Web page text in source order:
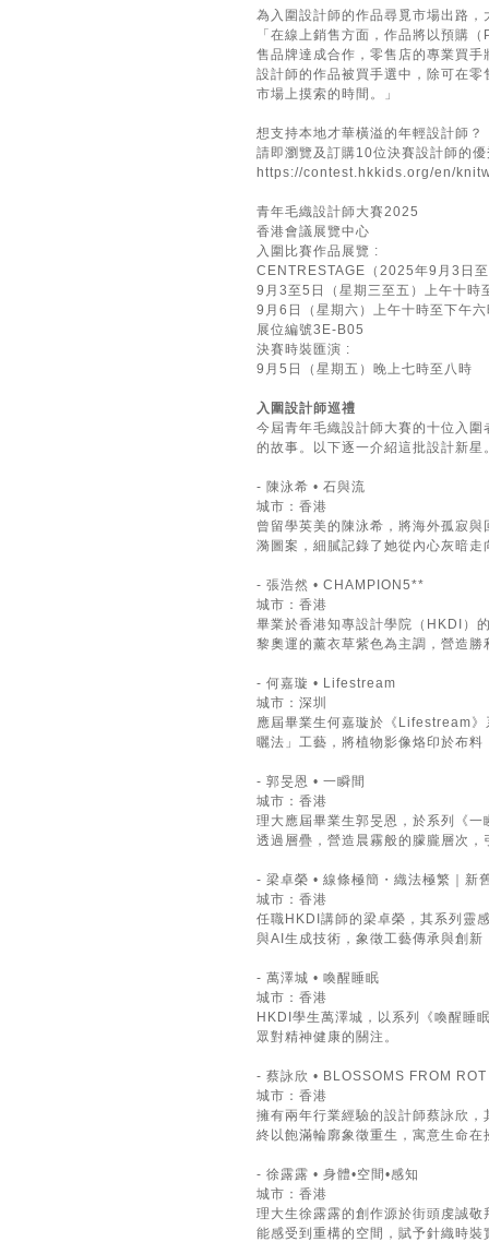
為入圍設計師的作品尋覓市場出路
「在線上銷售方面，作品將以預購
售品牌達成合作，零售店的專業買
設計師的作品被買手選中，除可在
市場上摸索的時間。」
想支持本地才華橫溢的年輕設計師？
請即瀏覽及訂購10位決賽設計師的
https://contest.hkkids.org/en/
青年毛織設計師大賽2025
香港會議展覽中心
入圍比賽作品展覽 :
CENTRESTAGE（2025年9月3日
9月3至5日（星期三至五）上午十時
9月6日（星期六）上午十時至下午
展位編號3E-B05
決賽時裝匯演 :
9月5日（星期五）晚上七時至八時
入圍設計師巡禮
今屆青年毛織設計師大賽的十位入
的故事。以下逐一介紹這批設計新星
- 陳泳希 • 石與流
城市：香港
曾留學英美的陳泳希，將海外孤寂
漪圖案，細膩記錄了她從內心灰暗走
- 張浩然 • CHAMPION5**
城市：香港
畢業於香港知專設計學院（HKDI）
黎奧運的薰衣草紫色為主調，營造
- 何嘉璇 • Lifestream
城市：深圳
應屆畢業生何嘉璇於《Lifestream》
曬法」工藝，將植物影像烙印於布
- 郭旻恩 • 一瞬間
城市：香港
理大應屆畢業生郭旻恩，於系列《
透過層疊，營造晨霧般的朦朧層次
- 梁卓榮 • 線條極簡・織法極繁｜新
城市：香港
任職HKDI講師的梁卓榮，其系列靈
與AI生成技術，象徵工藝傳承與創
- 萬澤城 • 喚醒睡眠
城市：香港
HKDI學生萬澤城，以系列《喚醒睡
眾對精神健康的關注。
- 蔡詠欣 • BLOSSOMS FROM ROT
城市：香港
擁有兩年行業經驗的設計師蔡詠欣
終以飽滿輪廓象徵重生，寓意生命
- 徐露露 • 身體•空間•感知
城市：香港
理大生徐露露的創作源於街頭虔誠
能感受到重構的空間，賦予針織時裝